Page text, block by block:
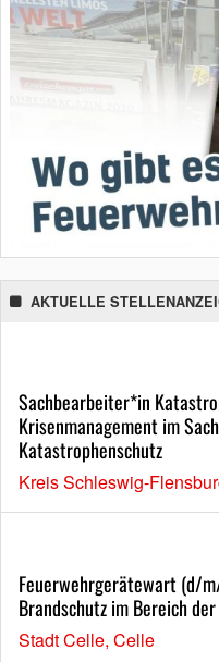
AKTUELLE
Sachbearbeiter*in
Krisenmanagement im
Katastrophenschutz
Kreis Schleswig-
Feuerwehrgerätewart (d/
Brandschutz im Bereich
Stadt Celle, Celle